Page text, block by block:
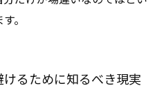
。
るために知るべき現実